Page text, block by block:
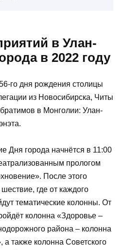
в Улан-
в 2022 году
го дня рождения столицы
из Новосибирска, Читы
в Монголии: Улан-
Дня города начнётся в 11:00
прологом
После этого
где от каждого
тематические колонны. От
колонна «Здоровье –
района – колонна
также колонна Советского